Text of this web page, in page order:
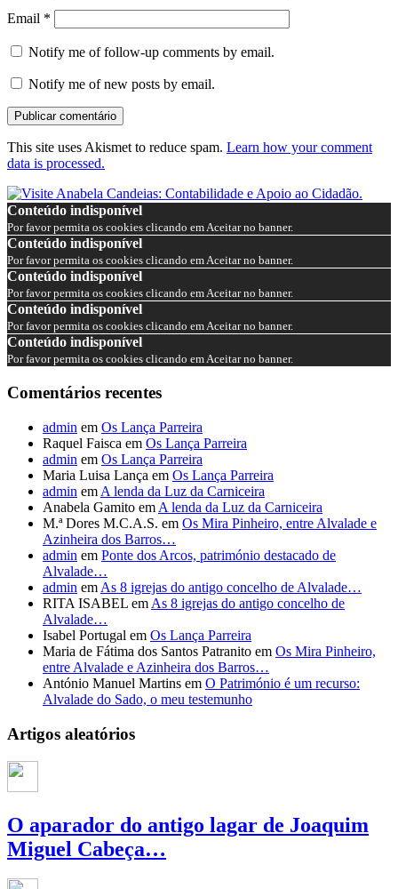
Email *
Notify me of follow-up comments by email.
Notify me of new posts by email.
This site uses Akismet to reduce spam. Learn how your comment
data is processed.
Conteúdo indisponível
Por favor permita os cookies clicando em Aceitar no banner.
Conteúdo indisponível
Por favor permita os cookies clicando em Aceitar no banner.
Conteúdo indisponível
Por favor permita os cookies clicando em Aceitar no banner.
Conteúdo indisponível
Por favor permita os cookies clicando em Aceitar no banner.
Conteúdo indisponível
Por favor permita os cookies clicando em Aceitar no banner.
Comentários recentes
admin em Os Lança Parreira
Raquel Faisca em Os Lança Parreira
admin em Os Lança Parreira
Maria Luisa Lança em Os Lança Parreira
admin em A lenda da Luz da Carniceira
Anabela Gamito em A lenda da Luz da Carniceira
M.ª Dores M.C.A.S. em Os Mira Pinheiro, entre Alvalade e
Azinheira dos Barros…
admin em Ponte dos Arcos, património destacado de
Alvalade…
admin em As 8 igrejas do antigo concelho de Alvalade…
RITA ISABEL em As 8 igrejas do antigo concelho de
Alvalade…
Isabel Portugal em Os Lança Parreira
Maria de Fátima dos Santos Patranito em Os Mira Pinheiro,
entre Alvalade e Azinheira dos Barros…
António Manuel Martins em O Património é um recurso:
Alvalade do Sado, o meu testemunho
Artigos aleatórios
O aparador do antigo lagar de Joaquim
Miguel Cabeça…